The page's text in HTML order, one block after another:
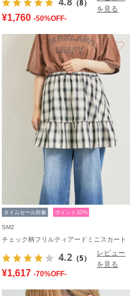
（8）
を見る
¥1,760 -50%OFF-
タイムセール対象 ポイント10%
SM2
チェック柄フリルティアードミニスカート
4.2 （5）
レビュー
を見る
¥1,617 -70%OFF-